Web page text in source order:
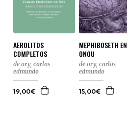
AEROLITOS
COMPLETOS
de ory, carlos
edmundo
19,00€
MEPHIBOSETH EN
ONOU
de ory, carlos
edmundo
15,00€